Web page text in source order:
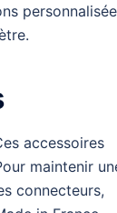
accessoires
maintenir
connecteurs,